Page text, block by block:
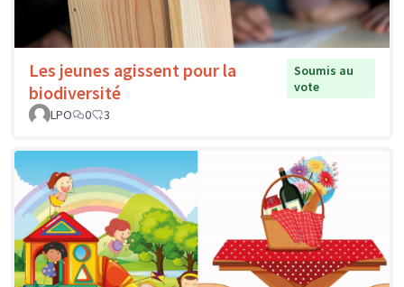
Les jeunes agissent pour la
biodiversité
Soumis au
vote
LPO
0 3